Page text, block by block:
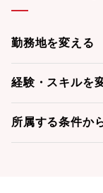
勤務地を変える
経験・スキルを
所属する条件か